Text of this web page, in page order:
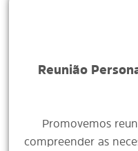
Reunião
Promovemos
compreender as